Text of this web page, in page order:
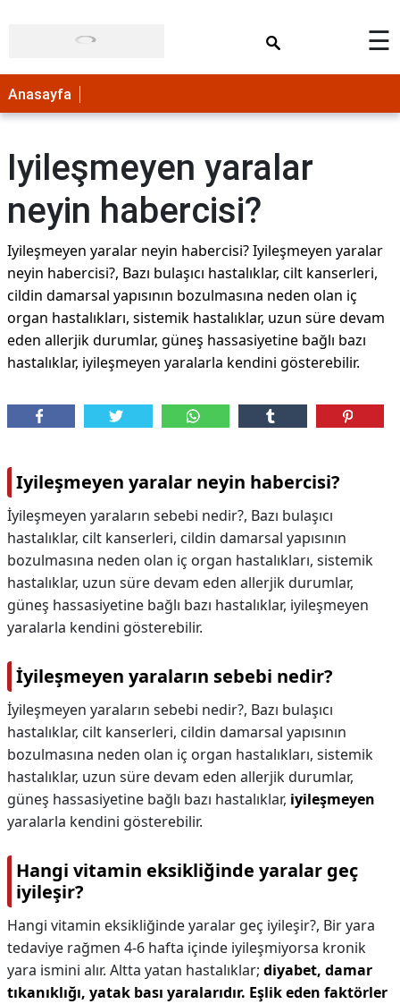
☰
Anasayfa
Iyileşmeyen yaralar
neyin habercisi?
Iyileşmeyen yaralar neyin habercisi? Iyileşmeyen yaralar
neyin habercisi?, Bazı bulaşıcı hastalıklar, cilt kanserleri,
cildin damarsal yapısının bozulmasına neden olan iç
organ hastalıkları, sistemik hastalıklar, uzun süre devam
eden allerjik durumlar, güneş hassasiyetine bağlı bazı
hastalıklar, iyileşmeyen yaralarla kendini gösterebilir.
Iyileşmeyen yaralar neyin habercisi?
İyileşmeyen yaraların sebebi nedir?, Bazı bulaşıcı
hastalıklar, cilt kanserleri, cildin damarsal yapısının
bozulmasına neden olan iç organ hastalıkları, sistemik
hastalıklar, uzun süre devam eden allerjik durumlar,
güneş hassasiyetine bağlı bazı hastalıklar, iyileşmeyen
yaralarla kendini gösterebilir.
İyileşmeyen yaraların sebebi nedir?
İyileşmeyen yaraların sebebi nedir?, Bazı bulaşıcı
hastalıklar, cilt kanserleri, cildin damarsal yapısının
bozulmasına neden olan iç organ hastalıkları, sistemik
hastalıklar, uzun süre devam eden allerjik durumlar,
güneş hassasiyetine bağlı bazı hastalıklar, iyileşmeyen
yaralarla kendini gösterebilir.
Hangi vitamin eksikliğinde yaralar geç
iyileşir?
Hangi vitamin eksikliğinde yaralar geç iyileşir?, Bir yara
tedaviye rağmen 4-6 hafta içinde iyileşmiyorsa kronik
yara ismini alır. Altta yatan hastalıklar; diyabet, damar
tıkanıklığı, yatak bası yaralarıdır. Eşlik eden faktörler